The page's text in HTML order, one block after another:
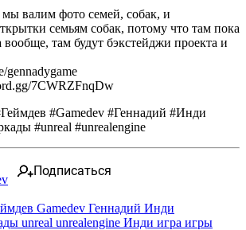
валим фото семей, собак, и
семьям собак, потому что там пока
там будут бэкстейджи проекта и
gennadygame
7CWRZFnqDw
#Gamedev #Геннадий #Инди
#unreal #unrealengine
Подписаться
Gamedev Геннадий Инди
unreal unrealengine Инди игра игры